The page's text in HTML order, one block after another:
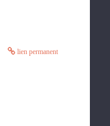
lien permanent